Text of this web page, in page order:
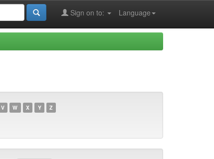
Language
Sign on to:
V W X Y Z